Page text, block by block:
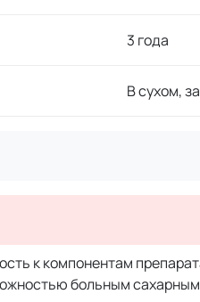
3 года
В сухом,
к компонентам
больным